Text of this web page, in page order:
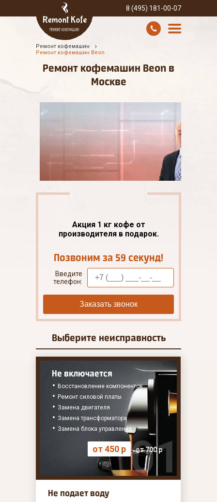
8 (495) 181-00-07
УСЛУГИ И ЦЕНЫ
Ремонт кофемашин
Ремонт кофемашин Beon
Ремонт кофемашин Beon в
Москве
Акция 1 кг кофе от
производителя в подарок.
Позвоним за 59 секунд!
Введите
телефон:
Заказать звонок
Выберите неисправность
Не включается
Восстановление компонентов
Ремонт силовой платы
Замена двигателя
Замена трансформатора
Замена блока управления
от 450 р от 700 р
Не подает воду